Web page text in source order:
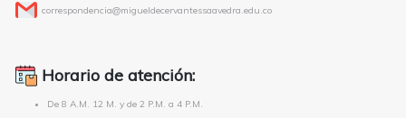
correspondencia@migueldecervantessaavedra.edu.co
Horario de atención:
De 8 A.M. 12 M. y de 2 P.M. a 4 P.M.